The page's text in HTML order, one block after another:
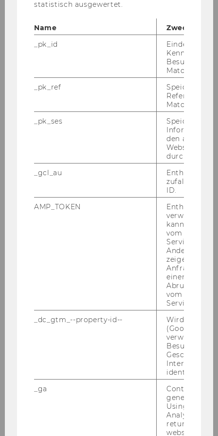
Mitra Schafferhofer
Administrative Assistenz
mitra.schafferhofer@wu.ac.at
Ex­ter­ne Lehr­be­auf­trag­te/Projekt-​ und
Name
franziska.lessky@uibk.ac.at
mitra.schafferhofer@wu.ac.at
Name Sabine Weiß
sabine.weiss@univie.ac.at
statistisch ausgewertet.
Name
Zweck
_pk_id
Eindeutige
Besuchers
Matomo.
_pk_ref
Speicherung
Referrers
Matomo.
_pk_ses
Speicherung
den aktuellen
durch
_gcl_au
Enthält eine
ID.
AMP_TOKEN
Enthält ein
verwendet
kann, um
vom AMP-
Service
Andere
zeigen Opt-
Anfrage im
einen Fehler
Abrufen
vom AMP
Service an.
_dc_gtm_--property-id--
Wird von
(Google Tag
verwendet,
Besucher
Geschlecht
Interessen zu
identifizieren.
_ga
Contains a
generated
Using this
Analytics can
returning
website and